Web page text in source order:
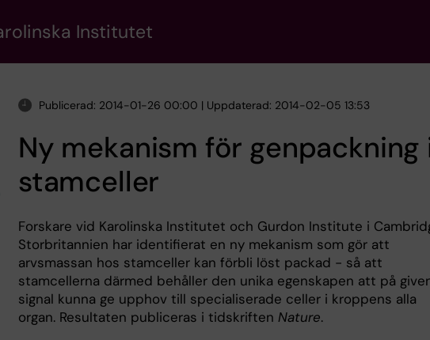
Institutet
Publicerad: 2014-01-26 00:00 | Uppdaterad: 2014-02-05 13:53
Ny mekanism för genpackning
stamceller
Forskare vid Karolinska Institutet och Gurdon Institute i
Storbritannien har identifierat en ny mekanism som gör att
arvsmassan hos stamceller kan förbli löst packad - så att
stamcellerna därmed behåller den unika egenskapen att på
signal kunna ge upphov till specialiserade celler i kroppens alla
organ. Resultaten publiceras i tidskriften Nature.